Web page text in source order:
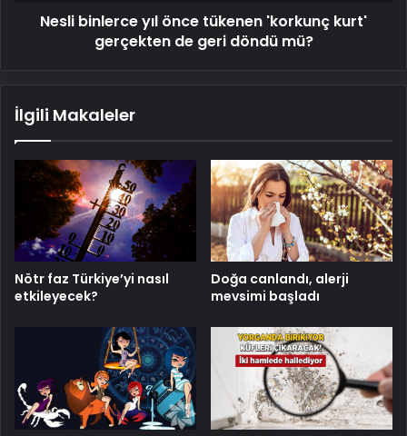
Nesli binlerce yıl önce tükenen 'korkunç kurt'
gerçekten de geri döndü mü?
İlgili Makaleler
Nötr faz Türkiye’yi nasıl
etkileyecek?
Doğa canlandı, alerji
mevsimi başladı